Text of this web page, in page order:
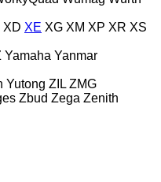
XD XE XG XM XP XR XS
Yamaha Yanmar
Yutong ZIL ZMG
Zbud Zega Zenith